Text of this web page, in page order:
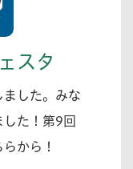
スタ
ました。みな
た！第9回
から！